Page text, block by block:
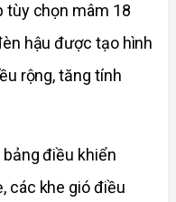
tùy chọn mâm 18
hậu được tạo hình
rộng, tăng tính
điều khiển
các khe gió điều